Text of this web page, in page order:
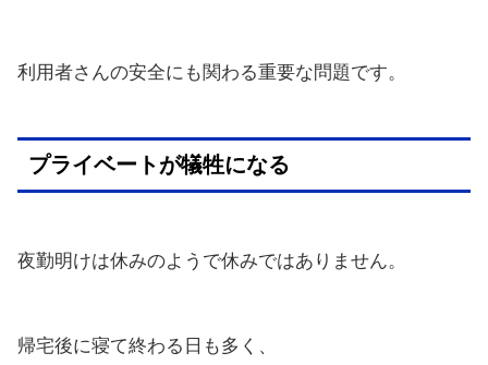
利用者さんの安全にも関わる重要な問題です。
プライベートが犠牲になる
夜勤明けは休みのようで休みではありません。
帰宅後に寝て終わる日も多く、